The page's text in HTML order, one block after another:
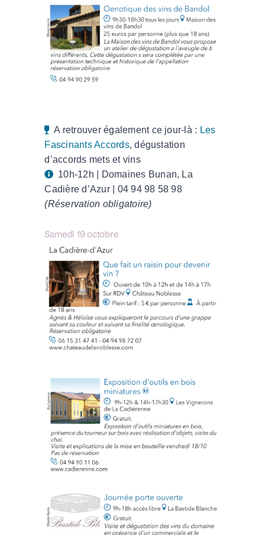
A retrouver également ce jour-là : Les
Fascinants Accords, dégustation
d’accords mets et vins
10h-12h | Domaines Bunan, La
Cadière d’Azur | 04 94 98 58 98
(Réservation obligatoire)
Samedi 19 octobre